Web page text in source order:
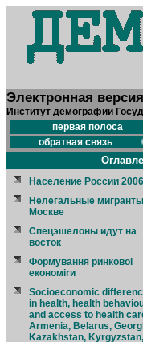
Электронная
Институт демографии
первая полоса
обратная связь
Население России 2006
Нелегальные
Москве
Спецэшелоны идут на
восток
Формування ринковоi
економirи
Socioeconomic
in health, health
and access to health
Armenia, Belarus,
Kazakhstan, Kyrgyzstan,